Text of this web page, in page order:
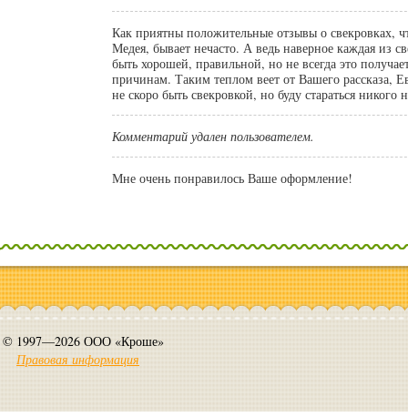
Как приятны положительные отзывы о свекровках,
Медея, бывает нечасто. А ведь наверное каждая из
быть хорошей, правильной, но не всегда это
причинам. Таким теплом веет от Вашего рассказа,
не скоро быть свекровкой, но буду стараться никого
Комментарий удален пользователем.
Мне очень понравилось Ваше оформление!
© 1997—2026 ООО «Кроше»
Правовая информация